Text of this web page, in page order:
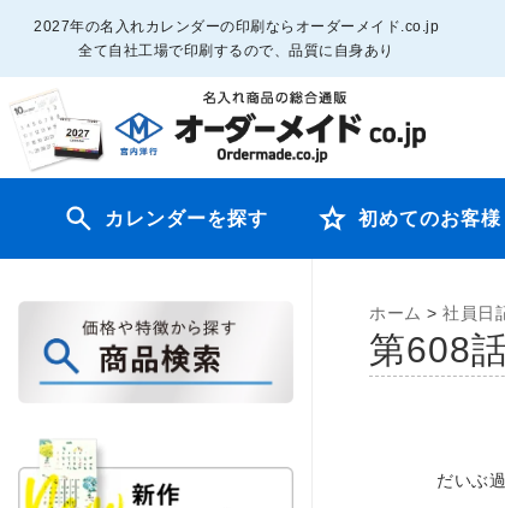
2027年の名入れカレンダーの印刷ならオーダーメイド.co.jp
全て自社工場で印刷するので、品質に自身あり
カレンダーを探す 初めてのお客様
ホーム > 社員日
第608
だいぶ